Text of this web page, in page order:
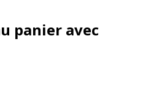
panier avec